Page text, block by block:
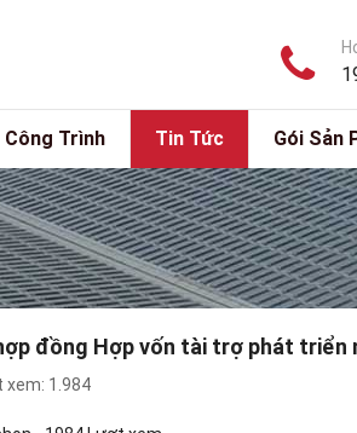
Công Trình Tin Tức Gói Sản
đồng Hợp vốn tài trợ phát triển
xem: 1.984